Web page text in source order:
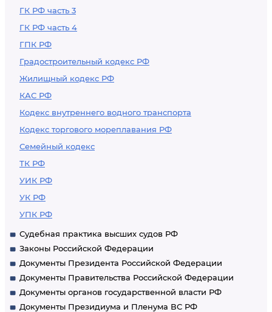
ГК РФ часть 3
ГК РФ часть 4
ГПК РФ
Градостроительный кодекс РФ
Жилищный кодекс РФ
КАС РФ
Кодекс внутреннего водного транспорта
Кодекс торгового мореплавания РФ
Семейный кодекс
ТК РФ
УИК РФ
УК РФ
УПК РФ
Судебная практика высших судов РФ
Законы Российской Федерации
Документы Президента Российской Федерации
Документы Правительства Российской Федерации
Документы органов государственной власти РФ
Документы Президиума и Пленума ВС РФ